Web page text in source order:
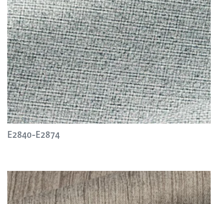
E2840-E2874